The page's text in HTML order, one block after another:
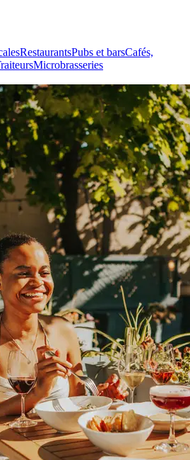
RestaurantsPubs et barsCafés,
Microbrasseries